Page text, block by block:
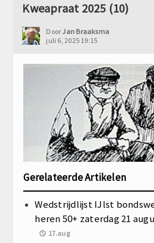
Kweapraat 2025 (10)
DoorJan Braaksma
juli 6, 2025 19:15
Gerelateerde Artikelen
Wedstrijdlijst IJlst
heren 50+ zaterdag 21
17.aug